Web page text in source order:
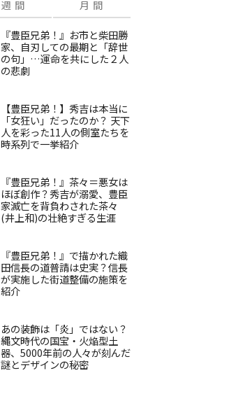
週 間 月 間
『豊臣兄弟！』お市と柴田勝
家、自刃しての最期と「辞世
の句」…運命を共にした２人
の悲劇
【豊臣兄弟！】秀吉は本当に
「女狂い」だったのか？ 天下
人を彩った11人の側室たちを
時系列で一挙紹介
『豊臣兄弟！』茶々＝悪女は
ほぼ創作？秀吉が溺愛、豊臣
家滅亡を背負わされた茶々
(井上和)の壮絶すぎる生涯
『豊臣兄弟！』で描かれた織
田信長の道普請は史実？信長
が実施した街道整備の施策を
紹介
あの装飾は「炎」ではない？
縄文時代の国宝・火焔型土
器、5000年前の人々が刻んだ
謎とデザインの秘密